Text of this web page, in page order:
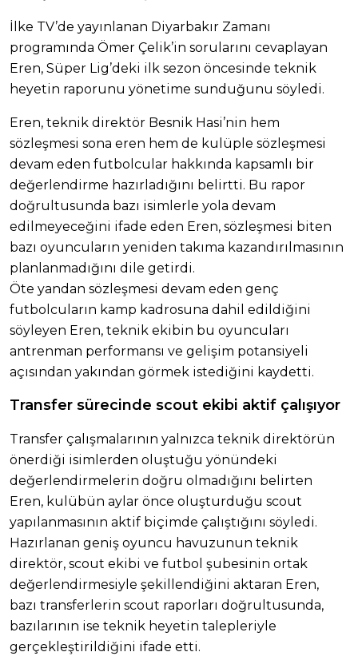
İlke TV’de yayınlanan Diyarbakır Zamanı
programında Ömer Çelik’in sorularını cevaplayan
Eren, Süper Lig’deki ilk sezon öncesinde teknik
heyetin raporunu yönetime sunduğunu söyledi.
Eren, teknik direktör Besnik Hasi’nin hem
sözleşmesi sona eren hem de kulüple sözleşmesi
devam eden futbolcular hakkında kapsamlı bir
değerlendirme hazırladığını belirtti. Bu rapor
doğrultusunda bazı isimlerle yola devam
edilmeyeceğini ifade eden Eren, sözleşmesi biten
bazı oyuncuların yeniden takıma kazandırılmasının
planlanmadığını dile getirdi.
Öte yandan sözleşmesi devam eden genç
futbolcuların kamp kadrosuna dahil edildiğini
söyleyen Eren, teknik ekibin bu oyuncuları
antrenman performansı ve gelişim potansiyeli
açısından yakından görmek istediğini kaydetti.
Transfer sürecinde scout ekibi aktif çalışıyor
Transfer çalışmalarının yalnızca teknik direktörün
önerdiği isimlerden oluştuğu yönündeki
değerlendirmelerin doğru olmadığını belirten
Eren, kulübün aylar önce oluşturduğu scout
yapılanmasının aktif biçimde çalıştığını söyledi.
Hazırlanan geniş oyuncu havuzunun teknik
direktör, scout ekibi ve futbol şubesinin ortak
değerlendirmesiyle şekillendiğini aktaran Eren,
bazı transferlerin scout raporları doğrultusunda,
bazılarının ise teknik heyetin talepleriyle
gerçekleştirildiğini ifade etti.